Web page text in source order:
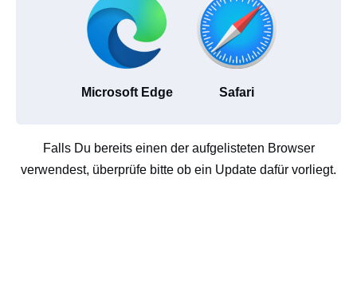
Microsoft Edge Safari
Falls Du bereits einen der aufgelisteten Browser
verwendest, überprüfe bitte ob ein Update dafür vorliegt.